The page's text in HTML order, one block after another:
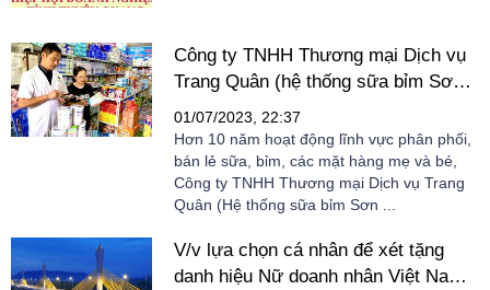
Công ty TNHH Thương mại Dịch vụ
Trang Quân (hệ thống sữa bỉm Sơn
Bộ): Đối tác uy tín, hợp tác để cùng
thành công
01/07/2023, 22:37
Hơn 10 năm hoạt động lĩnh vực phân phối,
bán lẻ sữa, bỉm, các mặt hàng mẹ và bé,
Công ty TNHH Thương mại Dịch vụ Trang
Quân (Hệ thống sữa bỉm Sơn ...
V/v lựa chọn cá nhân để xét tặng
danh hiệu Nữ doanh nhân Việt Nam